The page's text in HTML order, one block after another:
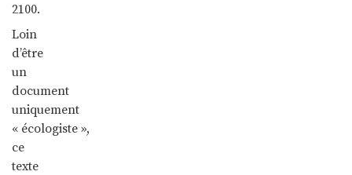
2100.
Loin
d’être
un
document
uniquement
« écologiste »,
ce
texte